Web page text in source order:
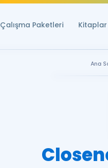
Çalışma Paketleri
Ana